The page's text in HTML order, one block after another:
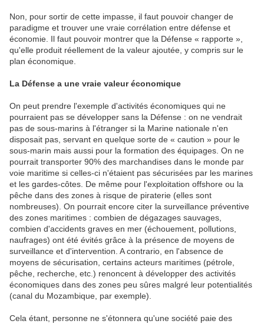
Non, pour sortir de cette impasse, il faut pouvoir changer de
paradigme et trouver une vraie corrélation entre défense et
économie. Il faut pouvoir montrer que la Défense « rapporte »,
qu'elle produit réellement de la valeur ajoutée, y compris sur le
plan économique.
La Défense a une vraie valeur économique
On peut prendre l'exemple d'activités économiques qui ne
pourraient pas se développer sans la Défense : on ne vendrait
pas de sous-marins à l'étranger si la Marine nationale n'en
disposait pas, servant en quelque sorte de « caution » pour le
sous-marin mais aussi pour la formation des équipages. On ne
pourrait transporter 90% des marchandises dans le monde par
voie maritime si celles-ci n'étaient pas sécurisées par les marines
et les gardes-côtes. De même pour l'exploitation offshore ou la
pêche dans des zones à risque de piraterie (elles sont
nombreuses). On pourrait encore citer la surveillance préventive
des zones maritimes : combien de dégazages sauvages,
combien d'accidents graves en mer (échouement, pollutions,
naufrages) ont été évités grâce à la présence de moyens de
surveillance et d'intervention. A contrario, en l'absence de
moyens de sécurisation, certains acteurs maritimes (pétrole,
pêche, recherche, etc.) renoncent à développer des activités
économiques dans des zones peu sûres malgré leur potentialités
(canal du Mozambique, par exemple).
Cela étant, personne ne s'étonnera qu'une société paie des